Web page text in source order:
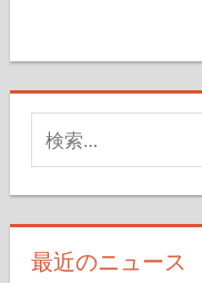
索
対
象:
最近のニュース